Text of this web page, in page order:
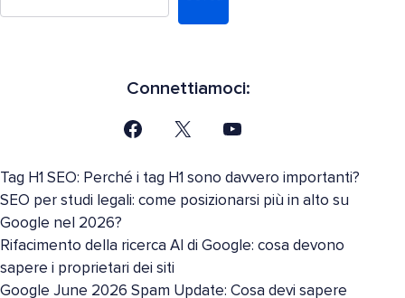
Connettiamoci:
Tag H1 SEO: Perché i tag H1 sono davvero importanti?
SEO per studi legali: come posizionarsi più in alto su
Google nel 2026?
Rifacimento della ricerca AI di Google: cosa devono
sapere i proprietari dei siti
Google June 2026 Spam Update: Cosa devi sapere